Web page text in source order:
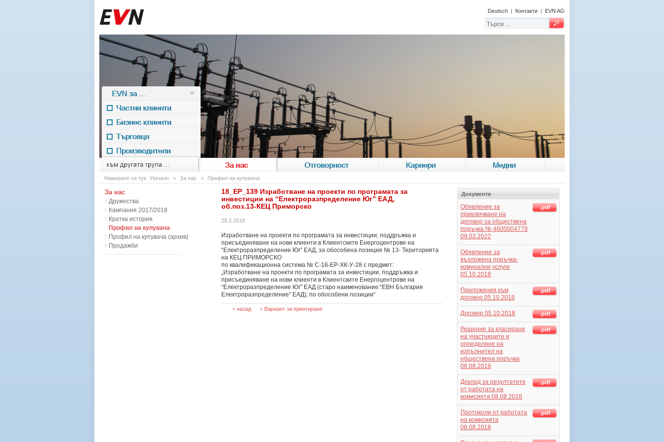
Deutsch | Контакти | EVN AG
към другата група ... За нас Отговорност Кариери Медии
EVN for
EVN за ...
Частни клиенти
Бизнес клиенти
Търговци
Производители
Намирате се тук Начало > За нас > Профил на купувача
18_EP_139 Изработване на проекти по програмата за
инвестиции на “Електроразпределение Юг” EАД,
об.поз.13-КЕЦ Приморско
28.2.2018
Изработване на проекти по програмата за инвестиции, поддръжка и
присъединяване на нови клиенти в Клиентските Енергоцентрове на
“Електроразпределение Юг” EАД, за обособена позиция № 13- Територията
на КЕЦ ПРИМОРСКО
по квалификационна система № С-16-ЕР-ХК-У-28 с предмет:
„Изработване на проекти по програмата за инвестиции, поддръжка и
присъединяване на нови клиенти в Клиентските Енергоцентрове на
“Електроразпределение Юг” EАД (старо наименование:“ЕВН България
Електроразпределение” EАД), по обособени позиции“
> назад > Вариант за принтиране
За нас
Дружества
Кампания 2017/2018
Кратка история
Профил на купувача
Профил на купувача (архив)
Продажби
Документи
Обявление за
приключване на
договор за обществена
поръчка № 4600004779
09.03.2022
.pdf
Обявление за
възложена поръчка-
комунални услуги
05.10.2018
.pdf
Приложения към
договор 05.10.2018
.pdf
Договор 05.10.2018 .pdf
Решение за класиране
на участниците и
определяне на
изпълнител на
обществена поръчка
08.08.2018
.pdf
Доклад за резултатите
от работата на
комисията 08.08.2018
.pdf
Протоколи от работата
на комисията
08.08.2018
.pdf